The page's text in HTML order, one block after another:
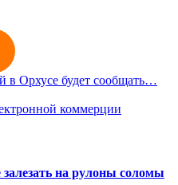
в Орхусе будет сообщать…
коммерции
на рулоны соломы